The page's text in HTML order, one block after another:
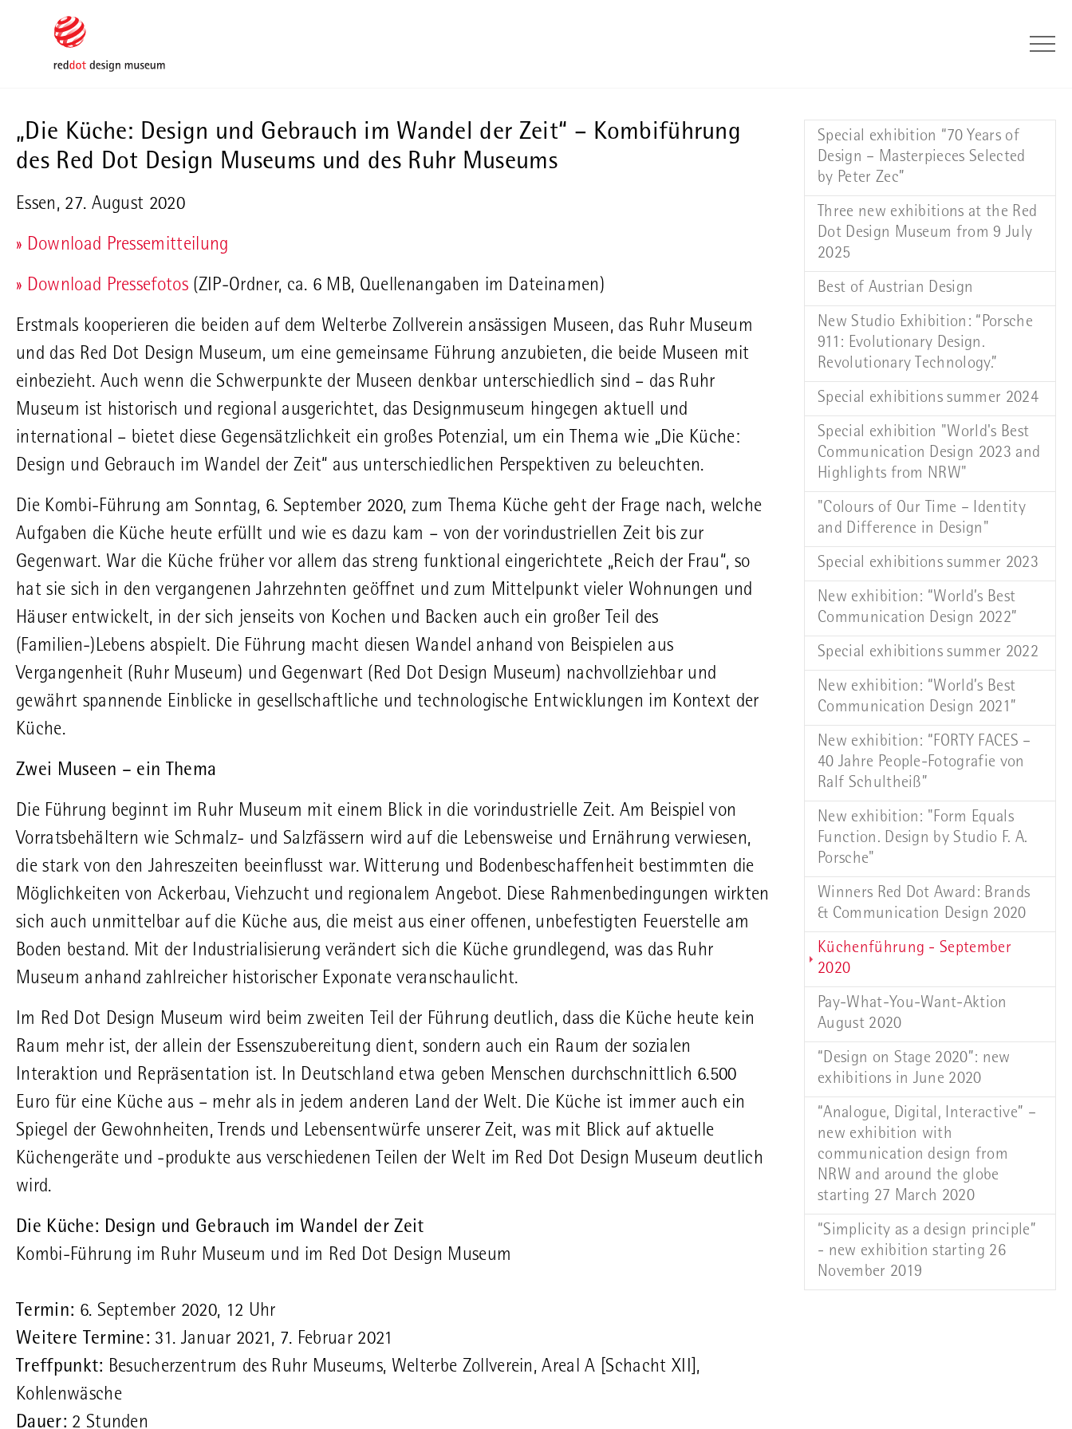
Skip to main content
Skip to page footer
„Die Küche: Design und Gebrauch im Wandel der Zeit“ – Kombiführung
des Red Dot Design Museums und des Ruhr Museums
Essen, 27. August 2020
» Download Pressemitteilung
» Download Pressefotos (ZIP-Ordner, ca. 6 MB, Quellenangaben im Dateinamen)
Erstmals kooperieren die beiden auf dem Welterbe Zollverein ansässigen Museen, das Ruhr Museum
und das Red Dot Design Museum, um eine gemeinsame Führung anzubieten, die beide Museen mit
einbezieht. Auch wenn die Schwerpunkte der Museen denkbar unterschiedlich sind – das Ruhr
Museum ist historisch und regional ausgerichtet, das Designmuseum hingegen aktuell und
international – bietet diese Gegensätzlichkeit ein großes Potenzial, um ein Thema wie „Die Küche:
Design und Gebrauch im Wandel der Zeit“ aus unterschiedlichen Perspektiven zu beleuchten.
Die Kombi-Führung am Sonntag, 6. September 2020, zum Thema Küche geht der Frage nach, welche
Aufgaben die Küche heute erfüllt und wie es dazu kam – von der vorindustriellen Zeit bis zur
Gegenwart. War die Küche früher vor allem das streng funktional eingerichtete „Reich der Frau“, so
hat sie sich in den vergangenen Jahrzehnten geöffnet und zum Mittelpunkt vieler Wohnungen und
Häuser entwickelt, in der sich jenseits von Kochen und Backen auch ein großer Teil des
(Familien-)Lebens abspielt. Die Führung macht diesen Wandel anhand von Beispielen aus
Vergangenheit (Ruhr Museum) und Gegenwart (Red Dot Design Museum) nachvollziehbar und
gewährt spannende Einblicke in gesellschaftliche und technologische Entwicklungen im Kontext der
Küche.
Zwei Museen – ein Thema
Die Führung beginnt im Ruhr Museum mit einem Blick in die vorindustrielle Zeit. Am Beispiel von
Vorratsbehältern wie Schmalz- und Salzfässern wird auf die Lebensweise und Ernährung verwiesen,
die stark von den Jahreszeiten beeinflusst war. Witterung und Bodenbeschaffenheit bestimmten die
Möglichkeiten von Ackerbau, Viehzucht und regionalem Angebot. Diese Rahmenbedingungen wirkten
sich auch unmittelbar auf die Küche aus, die meist aus einer offenen, unbefestigten Feuerstelle am
Boden bestand. Mit der Industrialisierung verändert sich die Küche grundlegend, was das Ruhr
Museum anhand zahlreicher historischer Exponate veranschaulicht.
Im Red Dot Design Museum wird beim zweiten Teil der Führung deutlich, dass die Küche heute kein
Raum mehr ist, der allein der Essenszubereitung dient, sondern auch ein Raum der sozialen
Interaktion und Repräsentation ist. In Deutschland etwa geben Menschen durchschnittlich 6.500
Euro für eine Küche aus – mehr als in jedem anderen Land der Welt. Die Küche ist immer auch ein
Spiegel der Gewohnheiten, Trends und Lebensentwürfe unserer Zeit, was mit Blick auf aktuelle
Küchengeräte und -produkte aus verschiedenen Teilen der Welt im Red Dot Design Museum deutlich
wird.
Die Küche: Design und Gebrauch im Wandel der Zeit
Kombi-Führung im Ruhr Museum und im Red Dot Design Museum
Termin: 6. September 2020, 12 Uhr
Weitere Termine: 31. Januar 2021, 7. Februar 2021
Treffpunkt: Besucherzentrum des Ruhr Museums, Welterbe Zollverein, Areal A [Schacht XII],
Kohlenwäsche
Dauer: 2 Stunden
Special exhibition “70 Years of
Design – Masterpieces Selected
by Peter Zec”
Three new exhibitions at the Red
Dot Design Museum from 9 July
2025
Best of Austrian Design
New Studio Exhibition: “Porsche
911: Evolutionary Design.
Revolutionary Technology.”
Special exhibitions summer 2024
Special exhibition "World's Best
Communication Design 2023 and
Highlights from NRW"
"Colours of Our Time – Identity
and Difference in Design"
Special exhibitions summer 2023
New exhibition: “World’s Best
Communication Design 2022”
Special exhibitions summer 2022
New exhibition: “World’s Best
Communication Design 2021”
New exhibition: “FORTY FACES –
40 Jahre People-Fotografie von
Ralf Schultheiß”
New exhibition: "Form Equals
Function. Design by Studio F. A.
Porsche"
Winners Red Dot Award: Brands
& Communication Design 2020
Küchenführung - September
2020(current)
Pay-What-You-Want-Aktion
August 2020
“Design on Stage 2020”: new
exhibitions in June 2020
“Analogue, Digital, Interactive” –
new exhibition with
communication design from
NRW and around the globe
starting 27 March 2020
“Simplicity as a design principle”
- new exhibition starting 26
November 2019